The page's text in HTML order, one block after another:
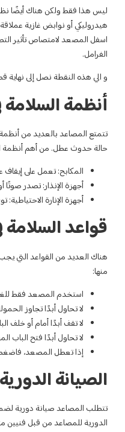
طوارئ آخر للمصعد حيث يوجد
في الجزء السفلي مثبتة الي وسادة في
في حالة وجود أي مشكلة في
قصة المصاعد..
في المصاعد
السلامة التي تهدف إلى حماية
في المصاعد:
عربة المصعد في حالة الطوارئ.
أو إنذارًا في حالة حدوث عطل.
توفر إضاءة في حالة انقطاع التيار
في المصاعد
اتباعها لضمان السلامة في المصاعد،
المقصود منه.
القصوى للمصعد.
الباب المفتوح للمصعد.
المفتوح للمصعد أثناء تحركه.
على زر الطوارئ.
للمصاعد
سلامتها وكفاءتها. يتم إجراء
متخصصين.